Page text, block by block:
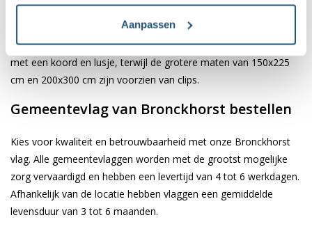
Aanpassen
Afhankelijk van de afmetingen die je kiest, worden de vlaggen
voorzien van verschillende bevestigingsmogelijkheden. De
vlaggen van 40x60 cm, 70x100 cm en 100x150 cm zijn uitgerust
met een koord en lusje, terwijl de grotere maten van 150x225
cm en 200x300 cm zijn voorzien van clips.
Gemeentevlag van Bronckhorst bestellen
Kies voor kwaliteit en betrouwbaarheid met onze Bronckhorst
vlag. Alle gemeentevlaggen worden met de grootst mogelijke
zorg vervaardigd en hebben een levertijd van 4 tot 6 werkdagen.
Afhankelijk van de locatie hebben vlaggen een gemiddelde
levensduur van 3 tot 6 maanden.